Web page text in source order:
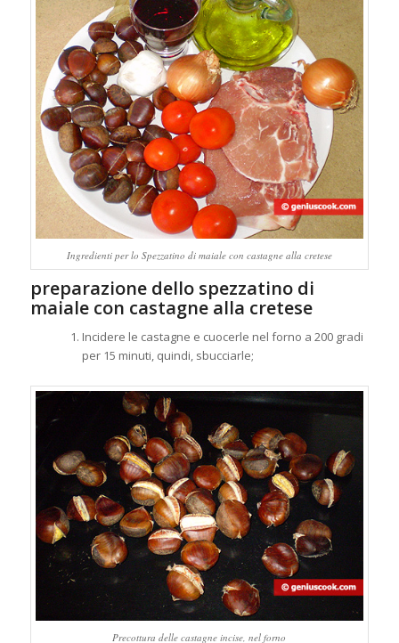
Ingredienti per lo Spezzatino di maiale con castagne alla cretese
preparazione dello spezzatino di
maiale con castagne alla cretese
Incidere le castagne e cuocerle nel forno a 200 gradi
per 15 minuti, quindi, sbucciarle;
Precottura delle castagne incise, nel forno